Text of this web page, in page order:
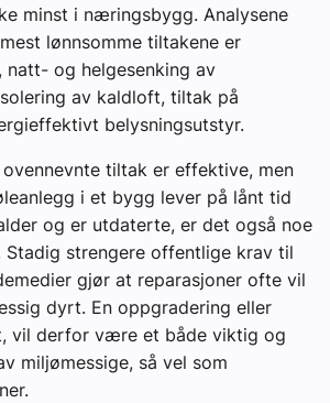
minst i næringsbygg. Analysene
lønnsomme tiltakene er
og helgesenking av
av kaldloft, tiltak på
belysningsutstyr.
tiltak er effektive, men
i et bygg lever på lånt tid
og er utdaterte, er det også noe
Stadig strengere offentlige krav til
gjør at reparasjoner ofte vil
dyrt. En oppgradering eller
vil derfor være et både viktig og
miljømessige, så vel som